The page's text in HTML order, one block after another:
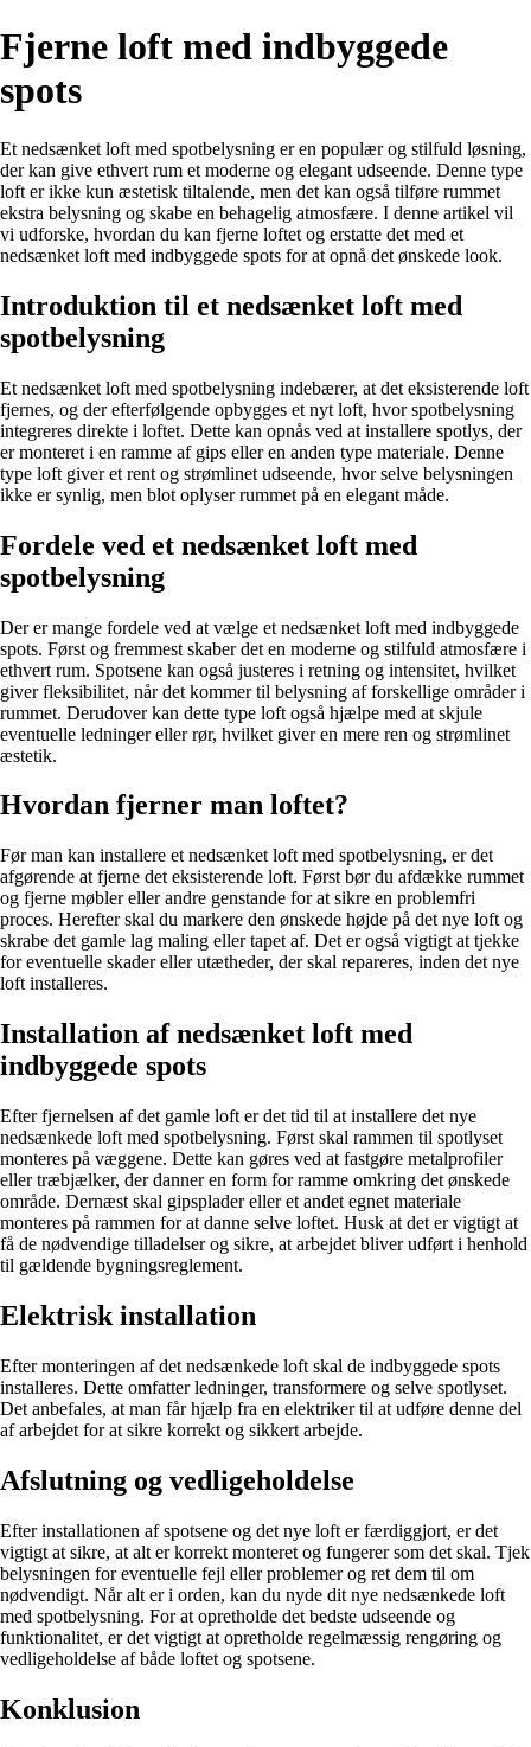
Fjerne loft med indbyggede
spots
Et nedsænket loft med spotbelysning er en populær og stilfuld løsning,
der kan give ethvert rum et moderne og elegant udseende. Denne type
loft er ikke kun æstetisk tiltalende, men det kan også tilføre rummet
ekstra belysning og skabe en behagelig atmosfære. I denne artikel vil
vi udforske, hvordan du kan fjerne loftet og erstatte det med et
nedsænket loft med indbyggede spots for at opnå det ønskede look.
Introduktion til et nedsænket loft med
spotbelysning
Et nedsænket loft med spotbelysning indebærer, at det eksisterende loft
fjernes, og der efterfølgende opbygges et nyt loft, hvor spotbelysning
integreres direkte i loftet. Dette kan opnås ved at installere spotlys, der
er monteret i en ramme af gips eller en anden type materiale. Denne
type loft giver et rent og strømlinet udseende, hvor selve belysningen
ikke er synlig, men blot oplyser rummet på en elegant måde.
Fordele ved et nedsænket loft med
spotbelysning
Der er mange fordele ved at vælge et nedsænket loft med indbyggede
spots. Først og fremmest skaber det en moderne og stilfuld atmosfære i
ethvert rum. Spotsene kan også justeres i retning og intensitet, hvilket
giver fleksibilitet, når det kommer til belysning af forskellige områder i
rummet. Derudover kan dette type loft også hjælpe med at skjule
eventuelle ledninger eller rør, hvilket giver en mere ren og strømlinet
æstetik.
Hvordan fjerner man loftet?
Før man kan installere et nedsænket loft med spotbelysning, er det
afgørende at fjerne det eksisterende loft. Først bør du afdække rummet
og fjerne møbler eller andre genstande for at sikre en problemfri
proces. Herefter skal du markere den ønskede højde på det nye loft og
skrabe det gamle lag maling eller tapet af. Det er også vigtigt at tjekke
for eventuelle skader eller utætheder, der skal repareres, inden det nye
loft installeres.
Installation af nedsænket loft med
indbyggede spots
Efter fjernelsen af det gamle loft er det tid til at installere det nye
nedsænkede loft med spotbelysning. Først skal rammen til spotlyset
monteres på væggene. Dette kan gøres ved at fastgøre metalprofiler
eller træbjælker, der danner en form for ramme omkring det ønskede
område. Dernæst skal gipsplader eller et andet egnet materiale
monteres på rammen for at danne selve loftet. Husk at det er vigtigt at
få de nødvendige tilladelser og sikre, at arbejdet bliver udført i henhold
til gældende bygningsreglement.
Elektrisk installation
Efter monteringen af det nedsænkede loft skal de indbyggede spots
installeres. Dette omfatter ledninger, transformere og selve spotlyset.
Det anbefales, at man får hjælp fra en elektriker til at udføre denne del
af arbejdet for at sikre korrekt og sikkert arbejde.
Afslutning og vedligeholdelse
Efter installationen af spotsene og det nye loft er færdiggjort, er det
vigtigt at sikre, at alt er korrekt monteret og fungerer som det skal. Tjek
belysningen for eventuelle fejl eller problemer og ret dem til om
nødvendigt. Når alt er i orden, kan du nyde dit nye nedsænkede loft
med spotbelysning. For at opretholde det bedste udseende og
funktionalitet, er det vigtigt at opretholde regelmæssig rengøring og
vedligeholdelse af både loftet og spotsene.
Konklusion